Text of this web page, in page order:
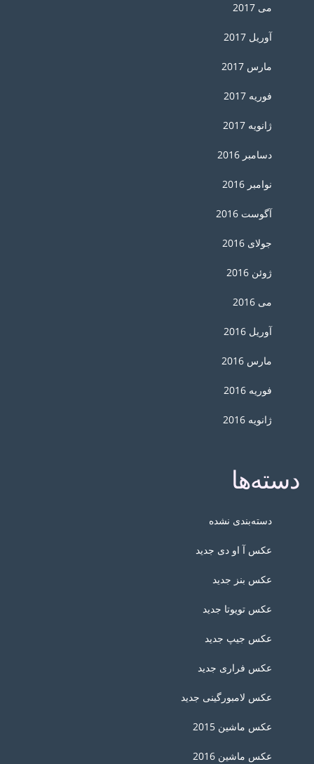
می 2017
آوریل 2017
مارس 2017
فوریه 2017
ژانویه 2017
دسامبر 2016
نوامبر 2016
آگوست 2016
جولای 2016
ژوئن 2016
می 2016
آوریل 2016
مارس 2016
فوریه 2016
ژانویه 2016
دسته‌ها
دسته‌بندی نشده
عکس آ او دی جدید
عکس بنز جدید
عکس تویوتا جدید
عکس جیپ جدید
عکس فراری جدید
عکس لامبورگینی جدید
عکس ماشین 2015
عکس ماشین 2016